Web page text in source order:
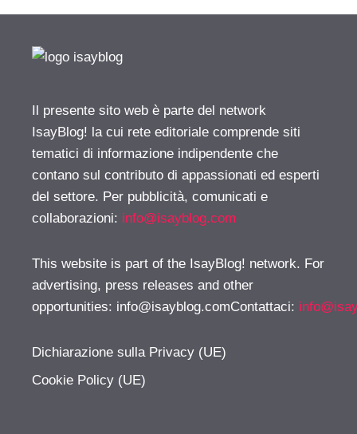
Il presente sito web è parte del network
IsayBlog! la cui rete editoriale comprende siti
tematici di informazione indipendente che
contano sul contributo di appassionati ed esperti
del settore. Per pubblicità, comunicati e
collaborazioni: info@isayblog.com
This website is part of the IsayBlog! network. For
advertising, press releases and other
opportunities: info@isayblog.comContattaci:
Dichiarazione sulla Privacy (UE)
Cookie Policy (UE)